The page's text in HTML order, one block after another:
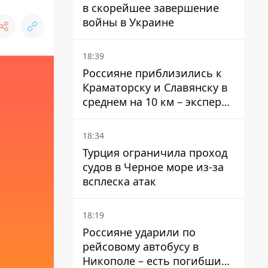
в скорейшее завершение
войны в Украине
18:39
Россияне приблизились к
Краматорску и Славянску в
среднем на 10 км – эксперт
предупредил об усилении
наступления
18:34
Турция ограничила проход
судов в Черное море из-за
всплеска атак
18:19
Россияне ударили по
рейсовому автобусу в
Никополе – есть погибший